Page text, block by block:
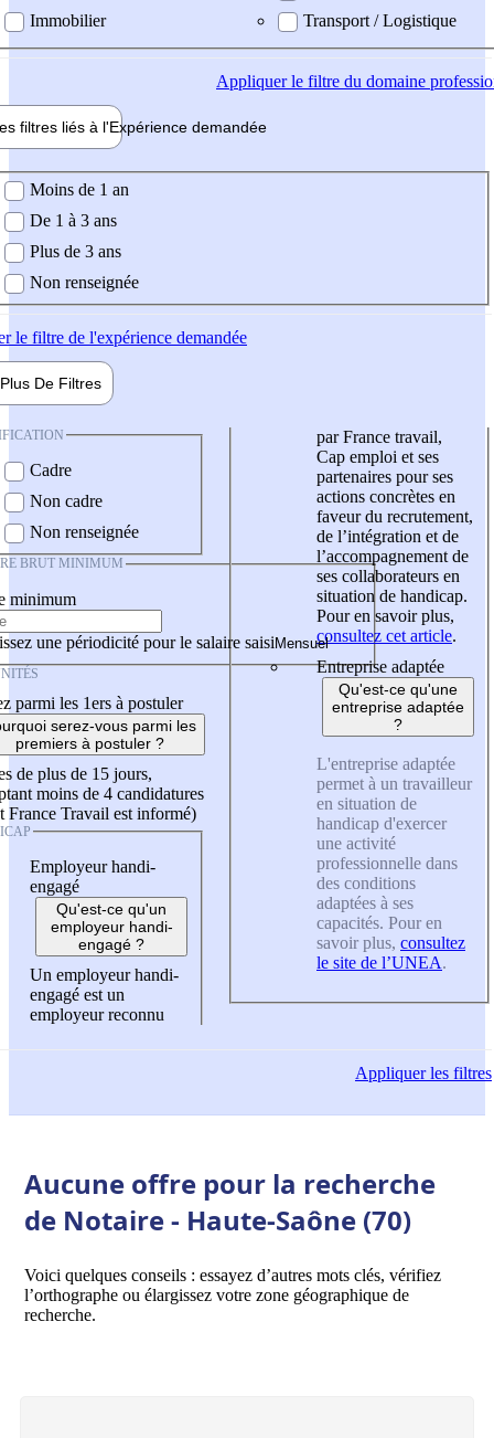
Immobilier
Transport / Logistique
Appliquerle filtre du domaine
filtres liés à l'Expérience demandée
demandée
Moins de 1 an
De 1 à 3 ans
Plus de 3 ans
Non renseignée
le filtre de l'expérience demandée
Plus De Filtres
Cadre
Non cadre
Non renseignée
BRUT MINIMUM
minimum
une périodicité pour le salaire saisi
parmi les 1ers à postuler
serez-vous parmi les
premiers à postuler ?
de plus de 15 jours,
moins de 4 candidatures
France Travail est informé)
Employeur handi-
engagé
Qu'est-ce qu'un
employeur handi-
engagé ?
Un employeur handi-
engagé est un
employeur reconnu
par France travail,
Cap emploi et ses
partenaires pour ses
actions concrètes en
faveur du recrutement,
de l’intégration et de
l’accompagnement de
ses collaborateurs en
situation de handicap.
Pour en savoir plus,
consultez cet article.
Entreprise adaptée
Qu'est-ce qu'une
entreprise adaptée
?
L'entreprise adaptée
permet à un travailleur
en situation de
handicap d'exercer
une activité
professionnelle dans
des conditions
adaptées à ses
capacités. Pour en
savoir plus, consultez
le site de l’UNEA.
Appliquerles filtres
Aucune offre pour la recherche
de Notaire - Haute-Saône (70)
Voici quelques conseils : essayez d’autres mots clés, vérifiez
l’orthographe ou élargissez votre zone géographique de
recherche.